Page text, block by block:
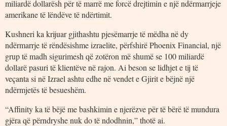
miliardë dollarësh për të marrë me forcë drejtimin e një ndërmarrjeje
amerikane të lëndëve të ndërtimit.
Kushneri ka krijuar gjithashtu pjesëmarrje të mëdha në dy
ndërmarrje të rëndësishme izraelite, përfshirë Phoenix Financial, një
grup të madh sigurimesh që zotëron më shumë se 100 miliardë
dollarë pasuri të klientëve në rajon. Ai beson se lidhjet e tij të
veçanta si në Izrael ashtu edhe në vendet e Gjirit e bëjnë një
ndërmjetës të besueshëm.
“Affinity ka të bëjë me bashkimin e njerëzve për të bërë të mundura
gjëra që përndryshe nuk do të ndodhnin,” thotë ai.